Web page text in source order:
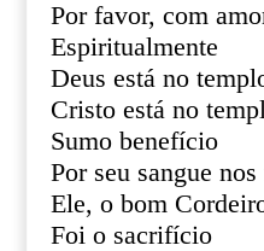
Por favor, com
Espiritualmente
Deus está no
Cristo está no
Sumo benefício
Por seu sangue
Ele, o bom
Foi o sacrifício